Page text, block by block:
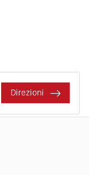
Direzioni